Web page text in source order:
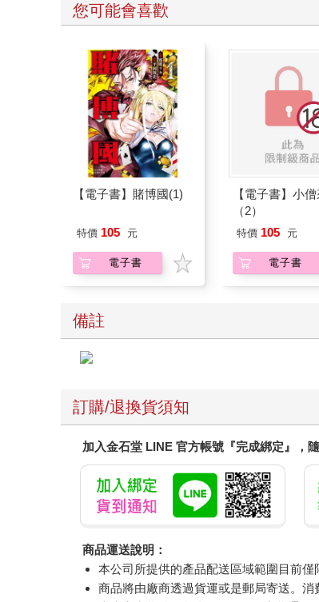
您可能會喜歡
【電子書】賭博國(1)
特價 105 元
電子書
【電子書】小
（2）
特價 105 元
電子書
備註
訂購/退換貨須知
加入金石堂 LINE 官方帳號『完成綁定』，
商品運送說明：
本公司所提供的產品配送區域範圍目前僅
商品將由廠商透過貨運或是郵局寄送。